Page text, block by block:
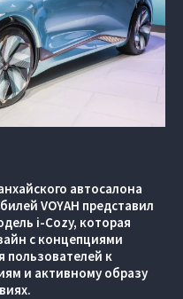
автосалона
VOYAH представил
i-Cozy, которая
с концепциями
пользователей к
и активному образу